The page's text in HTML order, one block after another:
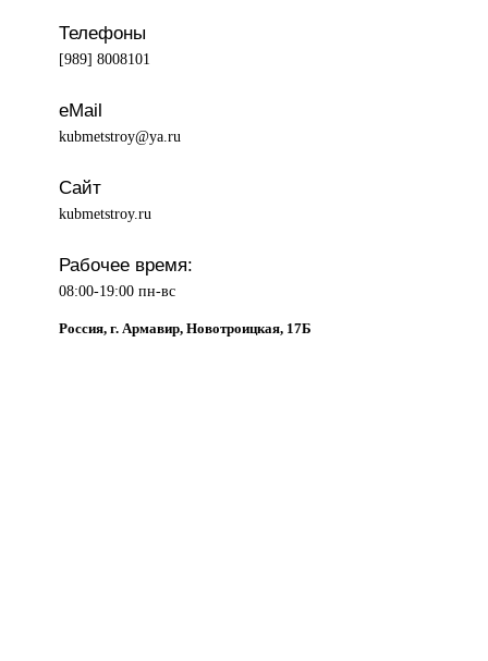
Телефоны
[989] 8008101
eMail
kubmetstroy@ya.ru
Сайт
kubmetstroy.ru
Рабочее время:
08:00-19:00 пн-вс
Россия, г. Армавир, Новотроицкая, 17Б